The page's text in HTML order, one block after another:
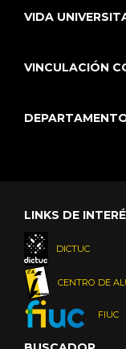
VIDA
VINCULACIÓN
LINKS DE
DICTUC
CENTRO DE
FIUC